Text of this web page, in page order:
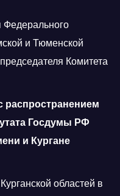
Федерального
и Тюменской
Комитета
распространением
Госдумы РФ
и Кургане
областей в